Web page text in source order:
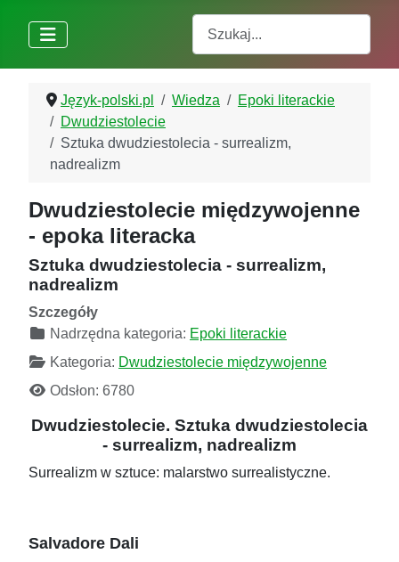
Język-polski.pl Wiedza
Epoki literackie
Dwudziestolecie
Sztuka dwudziestolecia - surrealizm,
nadrealizm
Dwudziestolecie międzywojenne
- epoka literacka
Sztuka dwudziestolecia - surrealizm,
nadrealizm
Szczegóły
Nadrzędna kategoria: Epoki literackie
Kategoria: Dwudziestolecie międzywojenne
Odsłon: 6780
Dwudziestolecie. Sztuka dwudziestolecia
- surrealizm, nadrealizm
Surrealizm w sztuce: malarstwo surrealistyczne.
Salvadore Dali